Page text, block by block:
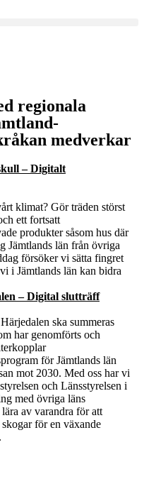
regionala
medverkar
– Digitalt
klimat? Gör träden störst
ett fortsatt
produkter såsom hus där
Jämtlands län från övriga
försöker vi sätta fingret
i Jämtlands län kan bidra
– Digital slutträff
ska summeras
har genomförts och
för Jämtlands län
mot 2030. Med oss har vi
och Länsstyrelsen i
med övriga läns
av varandra för att
för en växande